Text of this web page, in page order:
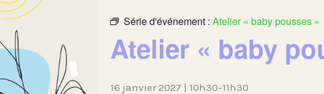
Série d'événement : Atelier « baby pousses »
Atelier « baby
16 janvier 2027 | 10h30-11h30